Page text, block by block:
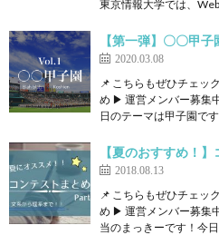
東京情報大学では、
【第一弾】〇〇甲
2020.03.08
📌 こちらもぜひチェッ
め ▶ 運営メンバー募集
日のテーマは甲子園で
【夏のおすすめ！
2018.08.13
📌 こちらもぜひチェッ
め ▶ 運営メンバー募集
当のまっきーです！今